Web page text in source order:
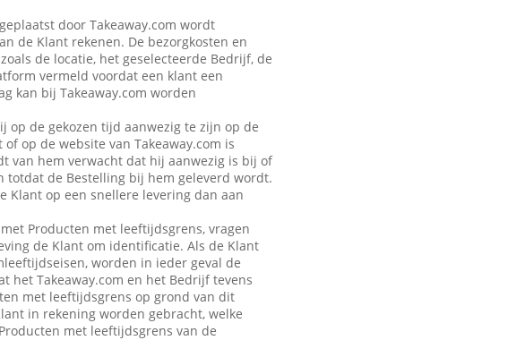
door Takeaway.com wordt
de Klant rekenen. De bezorgkosten en
de locatie, het geselecteerde Bedrijf, de
vermeld voordat een klant een
kan bij Takeaway.com worden
op de gekozen tijd aanwezig te zijn op de
op de website van Takeaway.com is
van hem verwacht dat hij aanwezig is bij of
de Bestelling bij hem geleverd wordt.
Klant op een snellere levering dan aan
Producten met leeftijdsgrens, vragen
de Klant om identificatie. Als de Klant
worden in ieder geval de
het Takeaway.com en het Bedrijf tevens
met leeftijdsgrens op grond van dit
in rekening worden gebracht, welke
met leeftijdsgrens van de